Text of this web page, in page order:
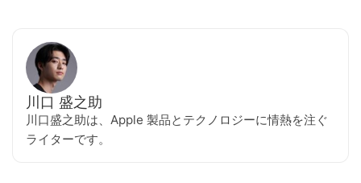
川口 盛之助
川口盛之助は、Apple 製品とテクノロジーに情熱を注ぐ
ライターです。